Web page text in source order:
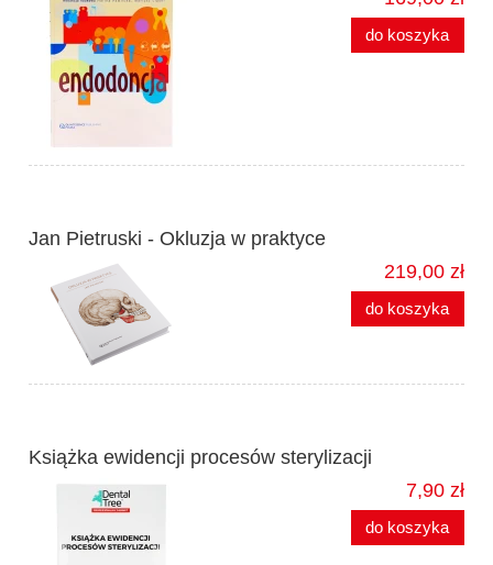
do koszyka
Jan Pietruski - Okluzja w praktyce
219,00 zł
do koszyka
Książka ewidencji procesów sterylizacji
7,90 zł
do koszyka